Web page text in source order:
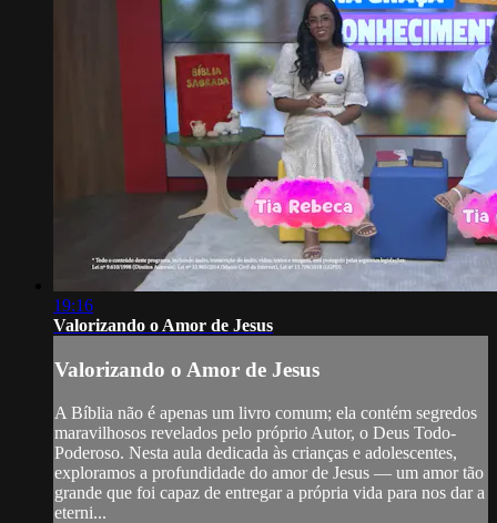
19:16
Valorizando o Amor de Jesus
Valorizando o Amor de Jesus
A Bíblia não é apenas um livro comum; ela contém segredos
maravilhosos revelados pelo próprio Autor, o Deus Todo-
Poderoso. Nesta aula dedicada às crianças e adolescentes,
exploramos a profundidade do amor de Jesus — um amor tão
grande que foi capaz de entregar a própria vida para nos dar a
eterni...